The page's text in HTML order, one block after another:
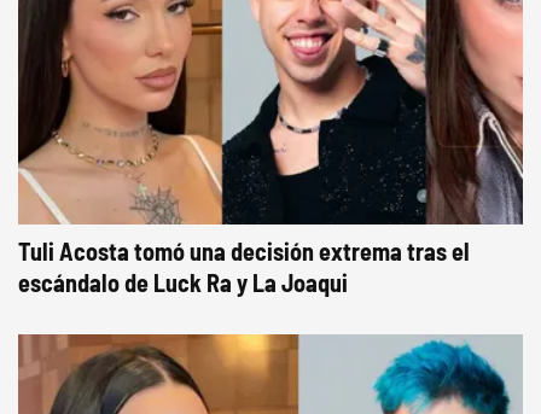
Tuli Acosta tomó una decisión extrema tras el
escándalo de Luck Ra y La Joaqui